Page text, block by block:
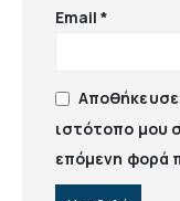
Email*
Αποθήκευσε
ιστότοπο μου
επόμενη φορά